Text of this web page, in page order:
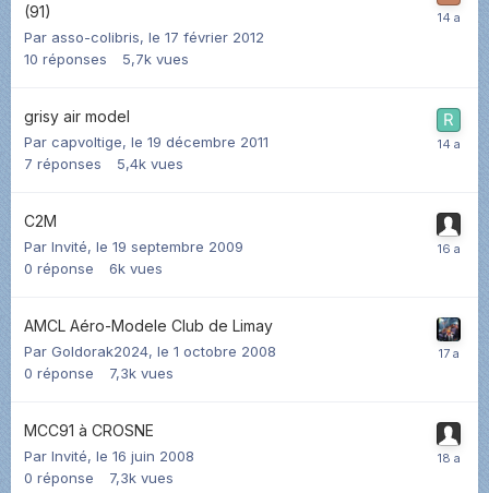
(91)
Par asso-colibris, le 17 février 2012
10 réponses 5,7k vues
grisy air model
Par capvoltige, le 19 décembre 2011
7 réponses 5,4k vues
C2M
Par Invité, le 19 septembre 2009
0 réponse 6k vues
AMCL Aéro-Modele Club de Limay
Par Goldorak2024, le 1 octobre 2008
0 réponse 7,3k vues
MCC91 à CROSNE
Par Invité, le 16 juin 2008
0 réponse 7,3k vues